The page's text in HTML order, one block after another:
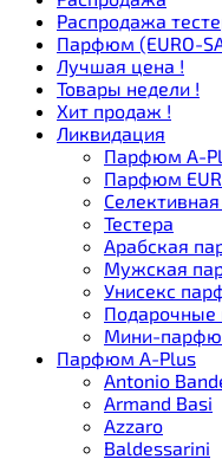
Распродажа
Парфюм (EURO-
Лучшая цена !
Товары недели !
Хит продаж !
Ликвидация
Парфюм A-
Парфюм
Тестера
Арабская
Мужская
Унисекс
Подарочные
Мини-
Парфюм A-Plus
Antonio
Armand Basi
Azzaro
Baldessarini